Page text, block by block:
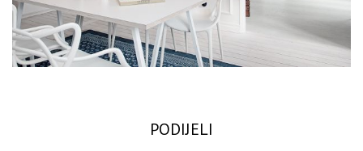
PODIJELI